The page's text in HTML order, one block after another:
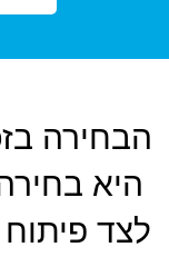
הבחירה
היא
לצד